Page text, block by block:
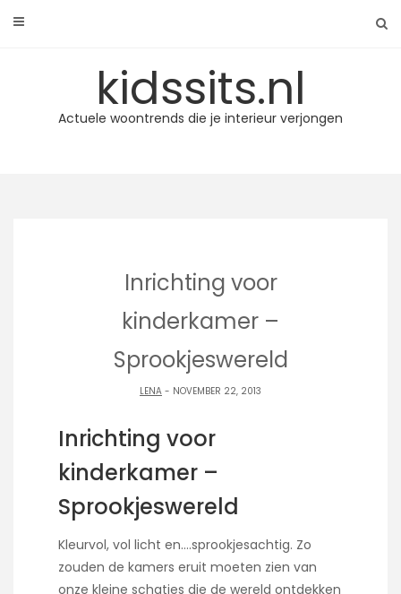
kidssits.nl
Actuele woontrends die je interieur verjongen
Inrichting voor
kinderkamer –
Sprookjeswereld
LENA - NOVEMBER 22, 2013
Inrichting voor
kinderkamer –
Sprookjeswereld
Kleurvol, vol licht en….sprookjesachtig. Zo
zouden de kamers eruit moeten zien van
onze kleine schatjes die de wereld ontdekken